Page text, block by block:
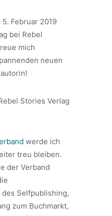
Februar 2019
bei Rebel
mich
neuen
werde ich
treu bleiben.
der Verband
Selfpublishing,
zum Buchmarkt,